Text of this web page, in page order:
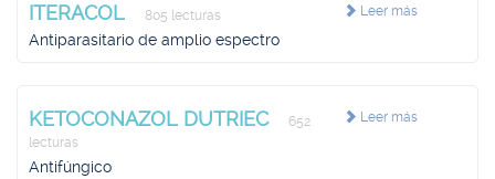
Leer más
ITERACOL 805 lecturas
Antiparasitario de amplio espectro
Leer más
KETOCONAZOL DUTRIEC
652
lecturas
Antifúngico